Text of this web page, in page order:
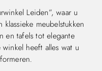
Leiden”, waar u
meubelstukken
en tafels tot elegante
heeft alles wat u